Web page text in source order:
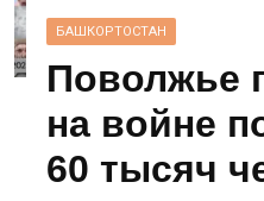
БАШКОРТОСТАН
Поволжье
на войне
60 тысяч